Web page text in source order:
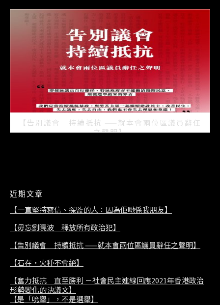
【告別議會 持續抵抗 ——就本會兩位區議員辭任
之聲明】
近期文章
【一直堅持寫信、探監的人：因為佢哋係我朋友】
【毋忘劉曉波 釋放所有政治犯】
【告別議會 持續抵抗 ——就本會兩位區議員辭任之聲明】
【石在，火種不會絕】
【奮力抵抗 直至勝利 －社會民主連線回應2021年香港政治
形勢變化的決議文】
【是「吮舉」，不是選舉】